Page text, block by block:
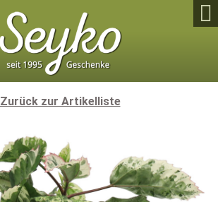

Zurück zur Artikelliste